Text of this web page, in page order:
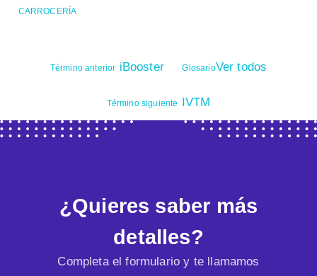
CARROCERÍA
Término anterior iBooster GlosarioVer todos
Término siguiente IVTM
¿Quieres saber más
detalles?
Completa el formulario y te llamamos